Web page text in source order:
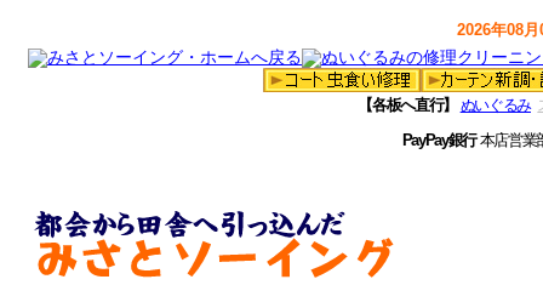
2026年08
【各板へ直行】 ぬいぐるみ
PayPay銀行本店営